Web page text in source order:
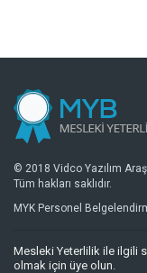
© 2018 Vidco Yazılım
Tüm hakları saklıdır.
MYK Personel
Mesleki Yeterlilik ile ilgili
olmak için üye olun.